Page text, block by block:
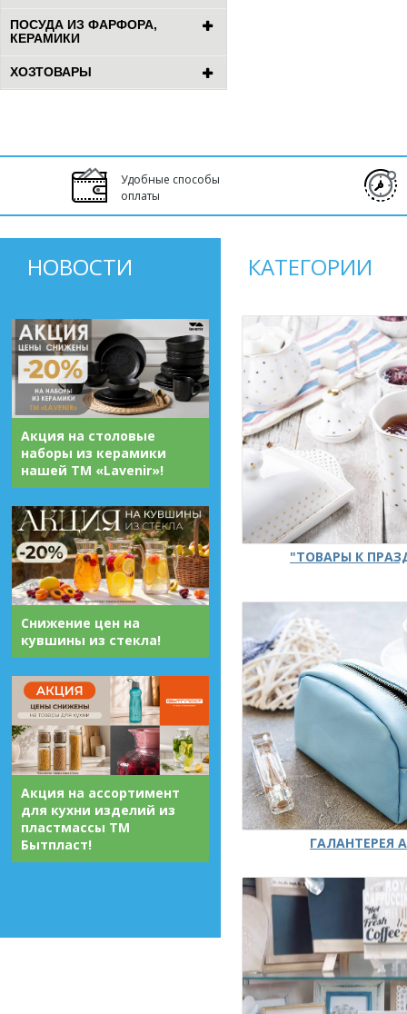
ПОСУДА ИЗ ФАРФОРА,
КЕРАМИКИ
ХОЗТОВАРЫ
Удобные способы
оплаты
НОВОСТИ
Акция на столовые
наборы из керамики
нашей ТМ «Lavenir»!
Снижение цен на
кувшины из стекла!
Акция на ассортимент
для кухни изделий из
пластмассы ТМ
Бытпласт!
КАТЕГОРИИ
"ТОВАРЫ К
ГАЛАНТЕРЕЯ